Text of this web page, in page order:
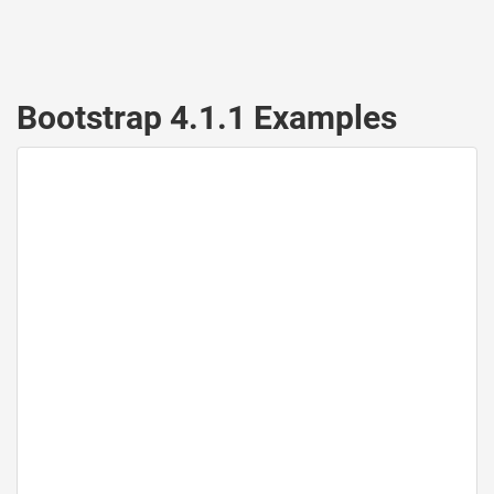
Bootstrap 4.1.1 Examples